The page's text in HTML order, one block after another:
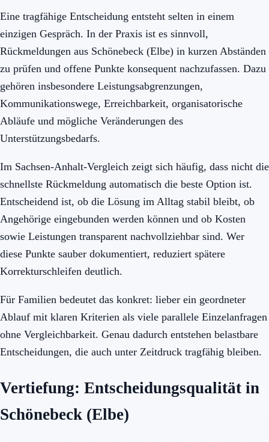
Eine tragfähige Entscheidung entsteht selten in einem
einzigen Gespräch. In der Praxis ist es sinnvoll,
Rückmeldungen aus Schönebeck (Elbe) in kurzen Abständen
zu prüfen und offene Punkte konsequent nachzufassen. Dazu
gehören insbesondere Leistungsabgrenzungen,
Kommunikationswege, Erreichbarkeit, organisatorische
Abläufe und mögliche Veränderungen des
Unterstützungsbedarfs.
Im Sachsen-Anhalt-Vergleich zeigt sich häufig, dass nicht die
schnellste Rückmeldung automatisch die beste Option ist.
Entscheidend ist, ob die Lösung im Alltag stabil bleibt, ob
Angehörige eingebunden werden können und ob Kosten
sowie Leistungen transparent nachvollziehbar sind. Wer
diese Punkte sauber dokumentiert, reduziert spätere
Korrekturschleifen deutlich.
Für Familien bedeutet das konkret: lieber ein geordneter
Ablauf mit klaren Kriterien als viele parallele Einzelanfragen
ohne Vergleichbarkeit. Genau dadurch entstehen belastbare
Entscheidungen, die auch unter Zeitdruck tragfähig bleiben.
Vertiefung: Entscheidungsqualität in
Schönebeck (Elbe)